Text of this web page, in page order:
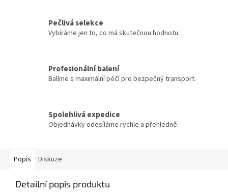
Pečlivá selekce
Vybíráme jen to, co má skutečnou hodnotu.
Profesionální balení
Balíme s maximální péčí pro bezpečný transport.
Spolehlivá expedice
Objednávky odesíláme rychle a přehledně.
Popis Diskuze
Detailní popis produktu